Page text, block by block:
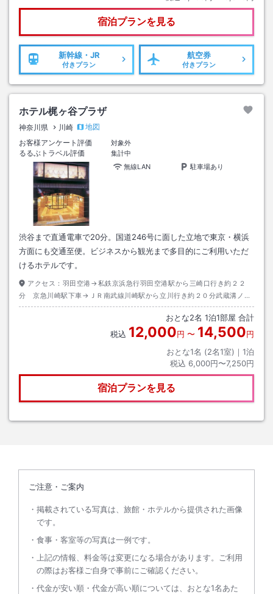
宿泊プランを見る
新幹線・JR
付きプラン
航空券
付きプラン
ホテル梶ヶ谷プラザ
神奈川県 川崎
地図
お客様アンケート評価
対象外
るるぶトラベル評価
集計中
無線LAN
駐車場あり
渋谷まで直通電車で20分。国道246号に面した立地で東京・横浜
方面にも交通至便。ビジネスから観光まで多目的にご利用いただ
けるホテルです。
アクセス： 羽田空港→私鉄京浜急行羽田空港駅から三崎口行き約２２
分 京急川崎駅下車→ＪＲ南武線川崎駅から立川行き約２０分武蔵溝ノ口
駅下車→私鉄 東急田園都市線溝の口駅から中央林間行き約３分梶ヶ谷駅
おとな2名 1泊1部屋 合計
税込 12,000円 〜 14,500円
おとな1名 (2名1室)｜ 1泊
税込 6,000円〜7,250円
宿泊プランを見る
ご注意・ご案内
掲載されている写真は、旅館・ホテルから提供された画像
です。
食事・客室等の写真は一例です。
上記の情報、料金等は変更になる場合があります。ご利用
の際はお客様ご自身で事前にご確認ください。
代金が安い順・代金が高い順については、おとな1名あた